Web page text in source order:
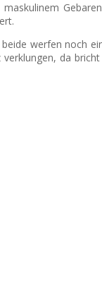
werfen noch
da